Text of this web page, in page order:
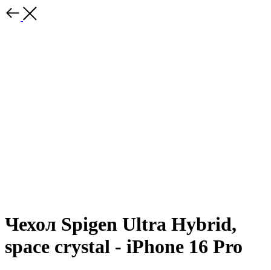
Чехол Spigen Ultra Hybrid,
space crystal - iPhone 16 Pro